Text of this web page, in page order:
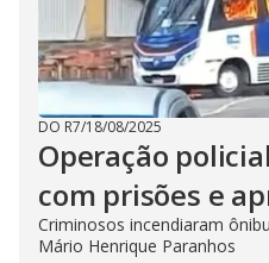
DO R7/18/08/2025
Operação
com prisões e
Criminosos incendiaram
Mário Henrique Paranhos